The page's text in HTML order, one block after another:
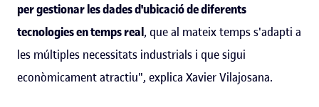
per gestionar les dades d'ubicació de diferents
tecnologies en temps real, que al mateix temps s'adapti a
les múltiples necessitats industrials i que sigui
econòmicament atractiu", explica Xavier Vilajosana.